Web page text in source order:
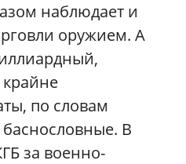
наблюдает и
оружием. А
крайне
по словам
В
за военно-